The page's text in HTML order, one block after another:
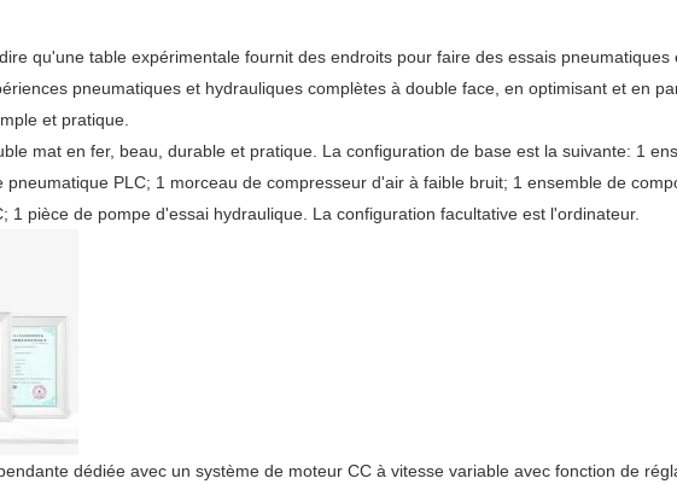
qu'une table expérimentale fournit des endroits pour faire des essais
pneumatiques et hydrauliques complètes à double face, en optimisant et en
et pratique.
mat en fer, beau, durable et pratique. La configuration de base est la suivante: 1
PLC; 1 morceau de compresseur d'air à faible bruit; 1 ensemble de
pièce de pompe d'essai hydraulique. La configuration facultative est l'ordinateur.
dédiée avec un système de moteur CC à vitesse variable avec fonction de